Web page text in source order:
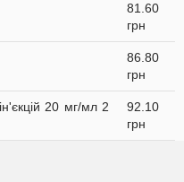
81.60
грн
86.80
грн
20 мг/мл 2
92.10
грн